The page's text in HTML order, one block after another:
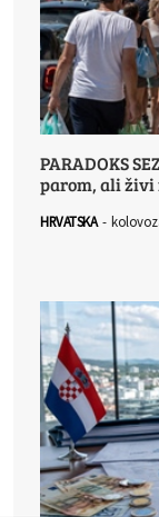
PARADOKS
parom, ali
HRVATSKA -